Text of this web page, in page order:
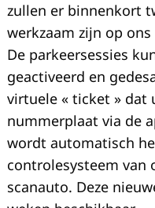
zullen er binnenkort
werkzaam zijn op
De parkeersessies
geactiveerd en
virtuele « ticket » dat
nummerplaat via de
wordt automatisch
controlesysteem van
scanauto. Deze